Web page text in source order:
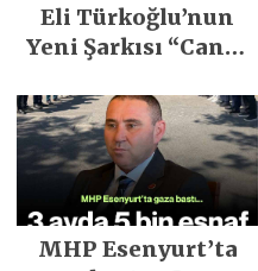
Eli Türkoğlu’nun
Yeni Şarkısı “Canın
İlgi Gördü!..
MHP Esenyurt’ta